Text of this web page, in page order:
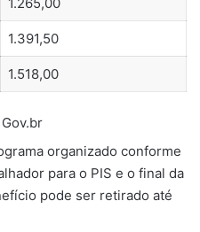
1.391,50
1.518,00
organizado conforme
para o PIS e o final da
pode ser retirado até